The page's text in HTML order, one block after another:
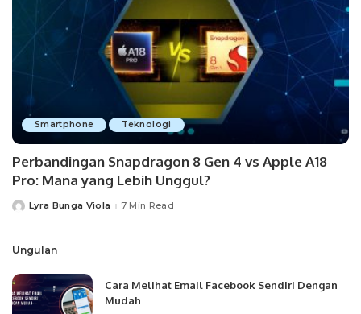
Smartphone Teknologi
Perbandingan Snapdragon 8 Gen 4 vs Apple A18
Pro: Mana yang Lebih Unggul?
PostedLyra Bunga Viola 7 Min Read
Ungulan
Cara Melihat Email Facebook Sendiri Dengan
Mudah